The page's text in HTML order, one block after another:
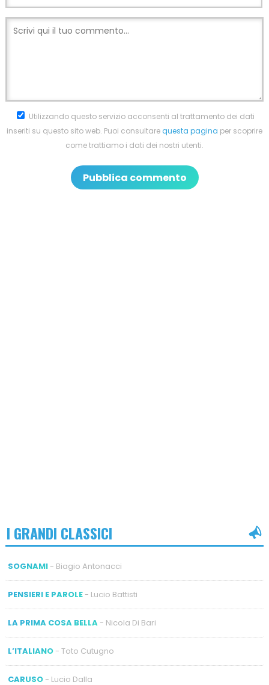
Utilizzando questo servizio acconsenti al trattamento dei dati
inseriti su questo sito web. Puoi consultarequesta pagina per scoprire
come trattiamo i dati dei nostri utenti.
I GRANDI CLASSICI
SOGNAMI- Biagio Antonacci
PENSIERI E PAROLE- Lucio Battisti
LA PRIMA COSA BELLA- Nicola Di Bari
L’ITALIANO- Toto Cutugno
CARUSO- Lucio Dalla